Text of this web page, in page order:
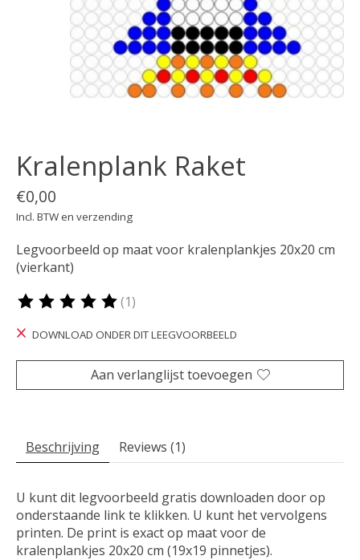
Kralenplank Raket
€0,00
Incl. BTW en verzending
Legvoorbeeld op maat voor kralenplankjes 20x20 cm
(vierkant)
De beoordeling van dit product is
(1)
DOWNLOAD ONDER DIT LEEGVOORBEELD
Aan verlanglijst toevoegen
Beschrijving Reviews (1)
U kunt dit legvoorbeeld gratis downloaden door op
onderstaande link te klikken. U kunt het vervolgens
printen. De print is exact op maat voor de
kralenplankjes 20x20 cm (19x19 pinnetjes).